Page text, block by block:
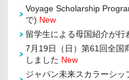
Voyage Scholarship
で) New
留学生による母国紹介が行
7月19日（日）第61回全国
しました New
ジャパン未来スカラーシ